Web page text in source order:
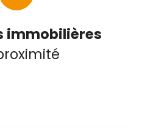
immobilières